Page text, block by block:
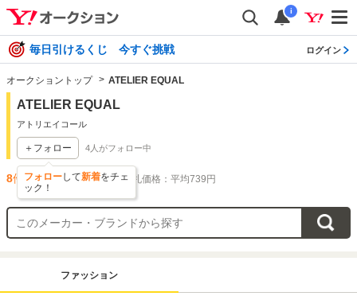
i
毎日引けるくじ 今すぐ挑戦 ログイン
オークショントップ ATELIER EQUAL
ATELIER EQUAL
アトリエイコール
＋フォロー
フォローして新着をチェ
ック！
4 人がフォロー中
8件出品されています 落札価格：平均739円
ファッション